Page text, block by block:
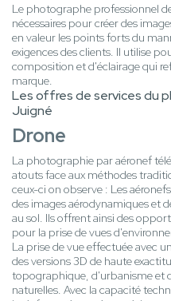
Le photographe professionnel
nécessaires pour créer des
en valeur les points forts du
exigences des clients. Il utilise
composition et d'éclairage qui
marque.
Les offres de services du
Juigné
Drone
La photographie par aéronef
atouts face aux méthodes
ceux-ci on observe : Les
des images aérodynamiques et
au sol. Ils offrent ainsi des
pour la prise de vues
La prise de vue effectuée avec
des versions 3D de haute
topographique, d'urbanisme et
naturelles. Avec la capacité